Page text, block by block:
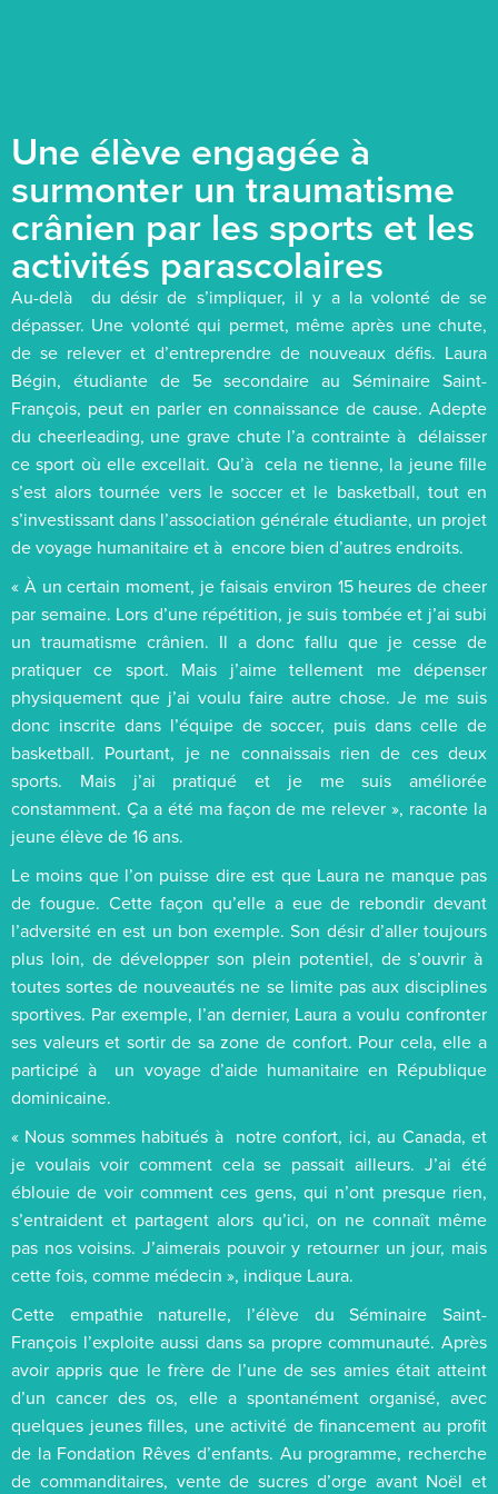
Une élève engagée à
surmonter un traumatisme
crânien par les sports et les
activités parascolaires
Au-delà du désir de s’impliquer, il y a la volonté de se
dépasser. Une volonté qui permet, même après une chute,
de se relever et d’entreprendre de nouveaux défis. Laura
Bégin, étudiante de 5e secondaire au Séminaire Saint-
François, peut en parler en connaissance de cause. Adepte
du cheerleading, une grave chute l’a contrainte à délaisser
ce sport où elle excellait. Qu’à cela ne tienne, la jeune fille
s’est alors tournée vers le soccer et le basketball, tout en
s’investissant dans l’association générale étudiante, un projet
de voyage humanitaire et à encore bien d’autres endroits.
« À un certain moment, je faisais environ 15 heures de cheer
par semaine. Lors d’une répétition, je suis tombée et j’ai subi
un traumatisme crânien. Il a donc fallu que je cesse de
pratiquer ce sport. Mais j’aime tellement me dépenser
physiquement que j’ai voulu faire autre chose. Je me suis
donc inscrite dans l’équipe de soccer, puis dans celle de
basketball. Pourtant, je ne connaissais rien de ces deux
sports. Mais j’ai pratiqué et je me suis améliorée
constamment. Ça a été ma façon de me relever », raconte la
jeune élève de 16 ans.
Le moins que l’on puisse dire est que Laura ne manque pas
de fougue. Cette façon qu’elle a eue de rebondir devant
l’adversité en est un bon exemple. Son désir d’aller toujours
plus loin, de développer son plein potentiel, de s’ouvrir à
toutes sortes de nouveautés ne se limite pas aux disciplines
sportives. Par exemple, l’an dernier, Laura a voulu confronter
ses valeurs et sortir de sa zone de confort. Pour cela, elle a
participé à un voyage d’aide humanitaire en République
dominicaine.
« Nous sommes habitués à notre confort, ici, au Canada, et
je voulais voir comment cela se passait ailleurs. J’ai été
éblouie de voir comment ces gens, qui n’ont presque rien,
s’entraident et partagent alors qu’ici, on ne connaît même
pas nos voisins. J’aimerais pouvoir y retourner un jour, mais
cette fois, comme médecin », indique Laura.
Cette empathie naturelle, l’élève du Séminaire Saint-
François l’exploite aussi dans sa propre communauté. Après
avoir appris que le frère de l’une de ses amies était atteint
d’un cancer des os, elle a spontanément organisé, avec
quelques jeunes filles, une activité de financement au profit
de la Fondation Rêves d’enfants. Au programme, recherche
de commanditaires, vente de sucres d’orge avant Noël et